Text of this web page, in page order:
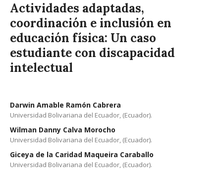
Actividades adaptadas,
coordinación e inclusión en
educación física: Un caso
estudiante con discapacidad
intelectual
Darwin Amable Ramón Cabrera
Universidad Bolivariana del Ecuador, (Ecuador).
Wilman Danny Calva Morocho
Universidad Bolivariana del Ecuador, (Ecuador).
Giceya de la Caridad Maqueira Caraballo
Universidad Bolivariana del Ecuador, (Ecuador).